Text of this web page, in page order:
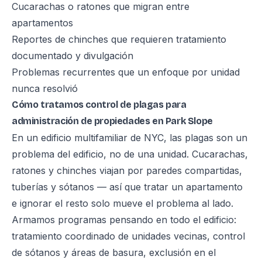
Cucarachas o ratones que migran entre
apartamentos
Reportes de chinches que requieren tratamiento
documentado y divulgación
Problemas recurrentes que un enfoque por unidad
nunca resolvió
Cómo tratamos control de plagas para
administración de propiedades en Park Slope
En un edificio multifamiliar de NYC, las plagas son un
problema del edificio, no de una unidad. Cucarachas,
ratones y chinches viajan por paredes compartidas,
tuberías y sótanos — así que tratar un apartamento
e ignorar el resto solo mueve el problema al lado.
Armamos programas pensando en todo el edificio:
tratamiento coordinado de unidades vecinas, control
de sótanos y áreas de basura, exclusión en el